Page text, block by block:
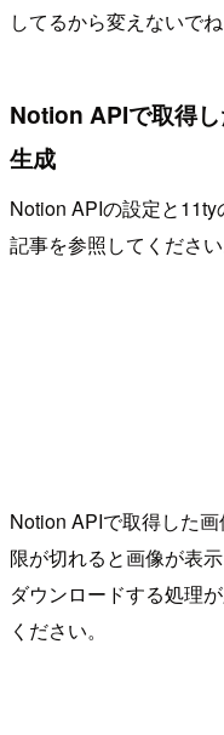
してるから変えないで
Notion APIで取得
生成
Notion APIの設定と
記事を参照してください
Notion APIで取得した
限が切れると画像が表
ダウンロードする処理
ください。